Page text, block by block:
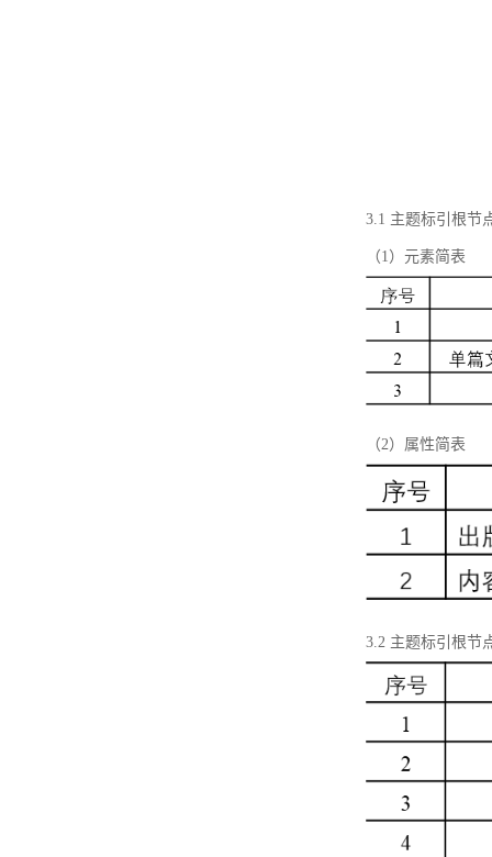
3.1 主题标引根节
（1）元素简表
（2）属性简表
3.2 主题标引根节